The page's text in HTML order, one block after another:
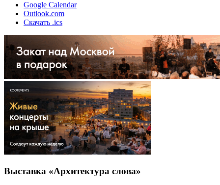
Google Calendar
Outlook.com
Скачать .ics
Выставка «Архитектура слова»